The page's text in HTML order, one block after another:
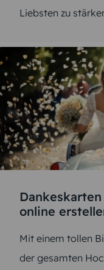
Liebsten zu
online
Mit einem tollen
der gesamten